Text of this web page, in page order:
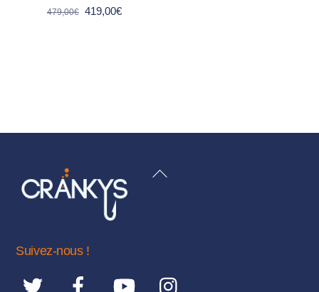
479,00€ Le
419,00€Le
BACK
Suivez-nous !